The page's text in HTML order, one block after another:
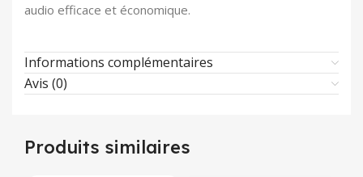
audio efficace et économique.
Informations complémentaires
Avis (0)
Produits similaires